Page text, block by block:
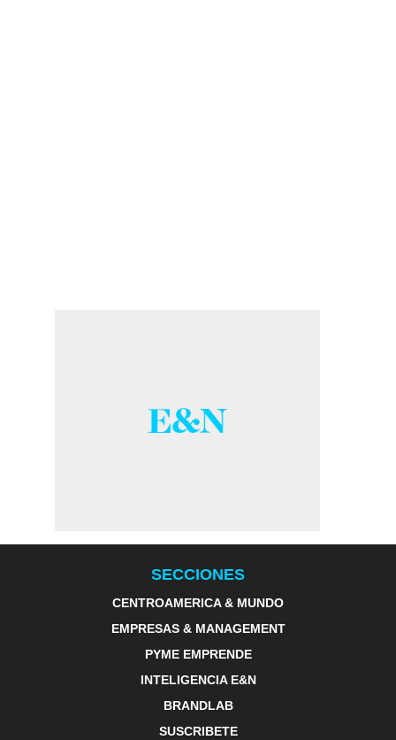
SECCIONES
CENTROAMERICA & MUNDO
EMPRESAS & MANAGEMENT
PYME EMPRENDE
INTELIGENCIA E&N
BRANDLAB
SUSCRIBETE